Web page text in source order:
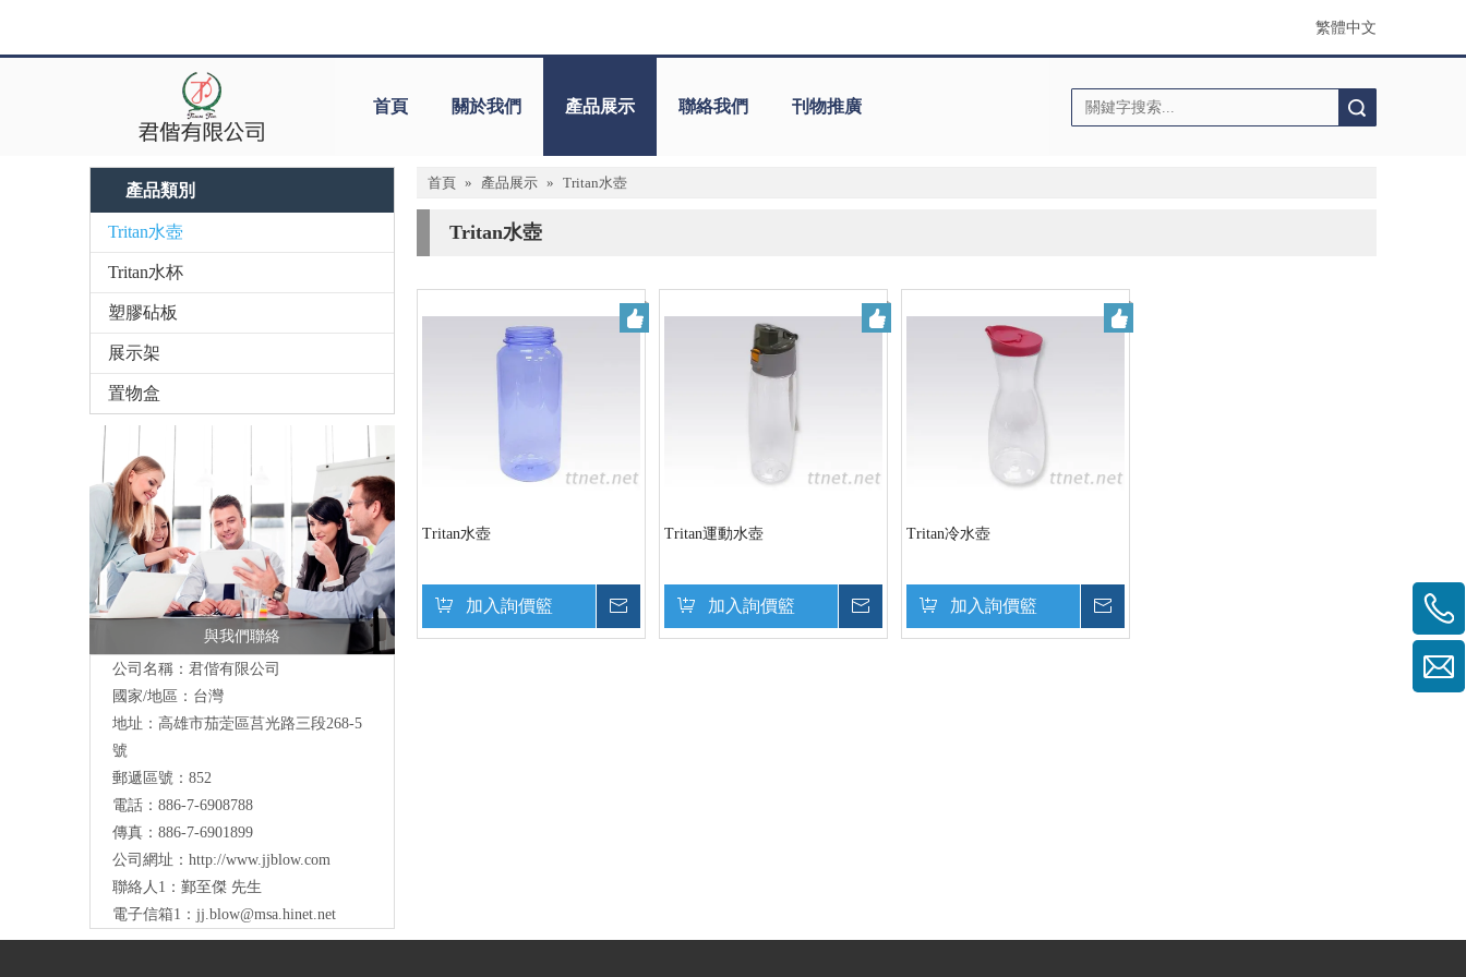
繁體中文
首頁 關於我們 產品展示 聯絡我們 刊物推廣
產品類別
Tritan水壺
Tritan水杯
塑膠砧板
展示架
置物盒
與我們聯絡
公司名稱：君偕有限公司
國家/地區：台灣
地址：高雄市茄萣區莒光路三段268-5
號
郵遞區號：852
電話：886-7-6908788
傳真：886-7-6901899
公司網址： http://www.jjblow.com
聯絡人1：鄞至傑 先生
電子信箱1： jj.blow@msa.hinet.net
首頁 » 產品展示 » Tritan水壺
Tritan水壺
Tritan水壺
加入詢價籃
Tritan運動水壺
加入詢價籃
Tritan冷水壺
加入詢價籃